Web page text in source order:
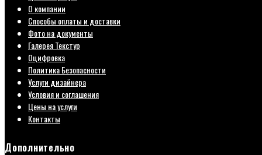
О компании
Способы оплаты и доставки
Фото на документы
Галерея Текстур
Оцифровка
Политика Безопасности
Услуги дизайнера
Условия и соглашения
Цены на услуги
Контакты
Дополнительно